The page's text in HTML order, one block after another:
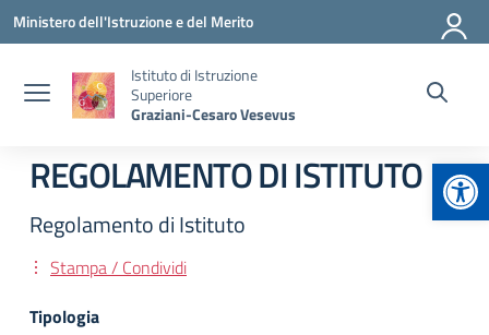
Vai ai contenuti
Vai al menu di navigazione
Vai al footer
Ministero dell'Istruzione e del Merito
Istituto di Istruzione
Superiore
Graziani-Cesaro Vesevus
REGOLAMENTO DI ISTITUTO
Regolamento di Istituto
Stampa / Condividi
Tipologia